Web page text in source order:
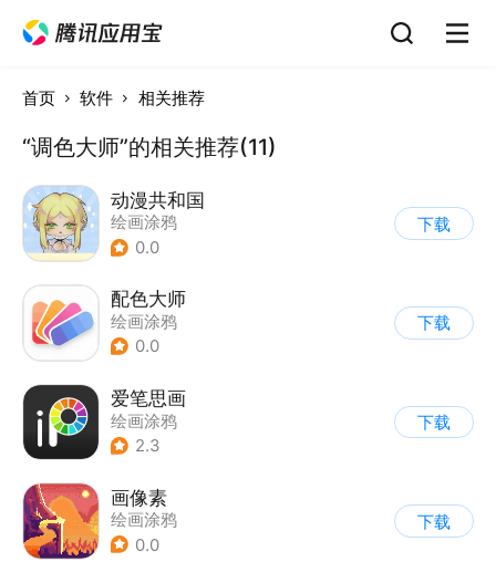
首页 软件 相关推荐
“调色大师”的相关推荐(11)
动漫共和国
绘画涂鸦
0.0
下载
配色大师
绘画涂鸦
0.0
下载
爱笔思画
绘画涂鸦
2.3
下载
画像素
绘画涂鸦
0.0
下载